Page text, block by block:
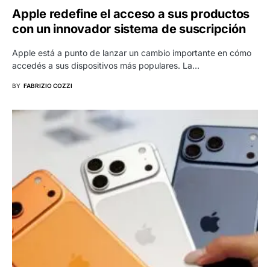
Apple redefine el acceso a sus productos
con un innovador sistema de suscripción
Apple está a punto de lanzar un cambio importante en cómo
accedés a sus dispositivos más populares. La…
BY FABRIZIO COZZI